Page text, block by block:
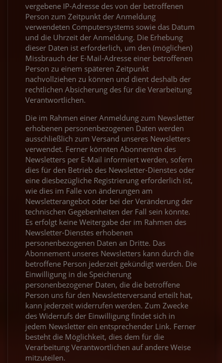
vergebene IP-Adresse des von der betroffenen
Person zum Zeitpunkt der Anmeldung
verwendeten Computersystems sowie das Datum
und die Uhrzeit der Anmeldung. Die Erhebung
dieser Daten ist erforderlich, um den (möglichen)
Missbrauch der E-Mail-Adresse einer betroffenen
Person zu einem späteren Zeitpunkt
nachvollziehen zu können und dient deshalb der
rechtlichen Absicherung des für die Verarbeitung
Verantwortlichen.
Die im Rahmen einer Anmeldung zum Newsletter
erhobenen personenbezogenen Daten werden
ausschließlich zum Versand unseres Newsletters
verwendet. Ferner könnten Abonnenten des
Newsletters per E-Mail informiert werden, sofern
dies für den Betrieb des Newsletter-Dienstes oder
eine diesbezügliche Registrierung erforderlich ist,
wie dies im Falle von änderungen am
Newsletterangebot oder bei der Veränderung der
technischen Gegebenheiten der Fall sein könnte.
Es erfolgt keine Weitergabe der im Rahmen des
Newsletter-Dienstes erhobenen
personenbezogenen Daten an Dritte. Das
Abonnement unseres Newsletters kann durch die
betroffene Person jederzeit gekündigt werden. Die
Einwilligung in die Speicherung
personenbezogener Daten, die die betroffene
Person uns für den Newsletterversand erteilt hat,
kann jederzeit widerrufen werden. Zum Zwecke
des Widerrufs der Einwilligung findet sich in
jedem Newsletter ein entsprechender Link. Ferner
besteht die Möglichkeit, dies dem für die
Verarbeitung Verantwortlichen auf andere Weise
mitzuteilen.